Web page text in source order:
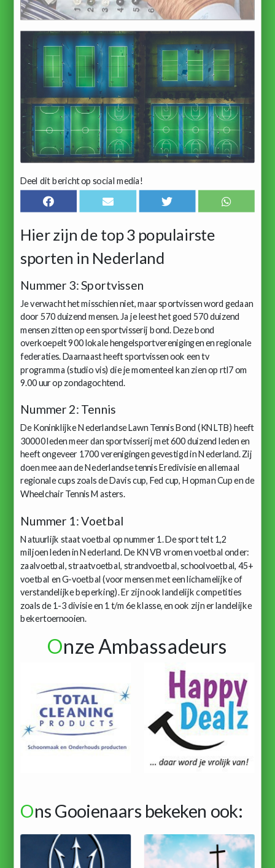
Deel dit bericht op social media!
Hier zijn de top 3 populairste
sporten in Nederland
Nummer 3: Sportvissen
Je verwacht het misschien niet, maar sportvissen word gedaan
door 570 duizend mensen. Ja je leest het goed 570 duizend
mensen zitten op een sportvisserij bond. Deze bond
overkoepelt 900 lokale hengelsportverenigingen en regionale
federaties. Daarnaast heeft sportvissen ook een tv
programma (studio vis) die je momenteel kan zien op rtl7 om
9.00 uur op zondagochtend.
Nummer 2: Tennis
De Koninklijke Nederlandse Lawn Tennis Bond (KNLTB) heeft
30000 leden meer dan sportvisserij met 600 duizend leden en
heeft ongeveer 1700 verenigingen gevestigd in Nederland. Zij
doen mee aan de Nederlandse tennis Eredivisie en allemaal
regionale cups zoals de Davis cup, Fed cup, Hopman Cup en de
Wheelchair Tennis Masters.
Nummer 1: Voetbal
Natuurlijk staat voetbal op nummer 1. De sport telt 1,2
miljoen leden in Nederland. De KNVB vromen voetbal onder:
zaalvoetbal, straatvoetbal, strandvoetbal, schoolvoetbal, 45+
voetbal en G-voetbal (voor mensen met een lichamelijke of
verstandelijke beperking). Er zijn ook landelijk competities
zoals de 1-3 divisie en 1 t/m 6e klasse, en ook zijn er landelijke
bekertoernooien.
Onze Ambassadeurs
Ons Gooienaars bekeken ook: